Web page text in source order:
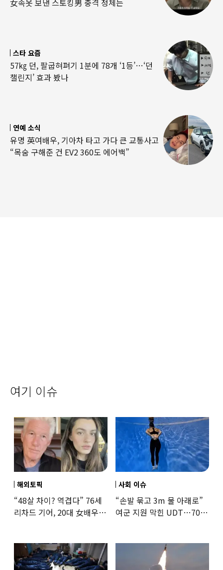
스타 요즘
57㎏ 던, 팔굽혀펴기 1분에 78개 ‘1등’…‘던
챌린지’ 효과 봤나
연예 소식
유명 英여배우, 기아차 타고 가다 큰 교통사고
“목숨 구해준 건 EV2 360도 에어백”
여기 이슈
해외토픽
“48살 차이? 역겹다” 76세
리차드 기어, 20대 女배우와
사회 이슈
“손발 묶고 3m 물 아래로”
여군 지원 막힌 UDT…707